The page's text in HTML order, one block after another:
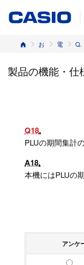
ホーム お客様サポート 電子レジスター Q&A（よくある質問と答え）
製品の機能・仕
Q18
PLUの期間集計
A18
本機にはPLUの
アンケ